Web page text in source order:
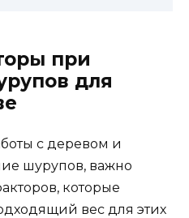
при
для
с деревом и
шурупов, важно
которые
вес для этих